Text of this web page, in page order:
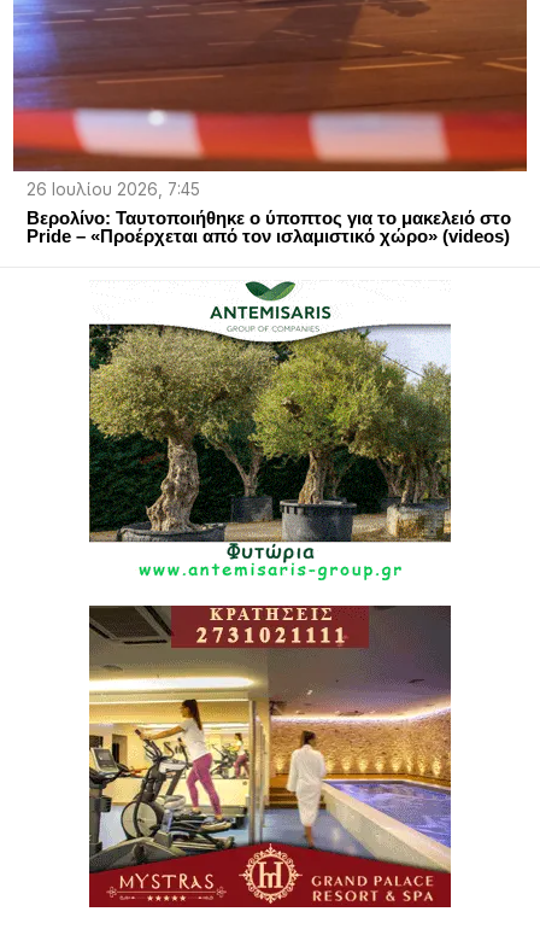
26 Ιουλίου 2026, 7:45
Βερολίνο: Ταυτοποιήθηκε ο ύποπτος για το μακελειό στο
Pride – «Προέρχεται από τον ισλαμιστικό χώρο» (videos)